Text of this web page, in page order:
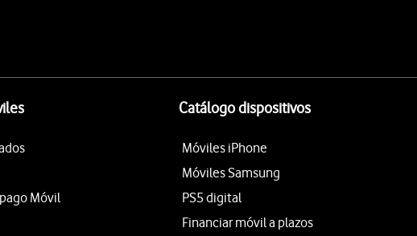
Móvil
Catálogo dispositivos
Móviles iPhone
Móviles Samsung
PS5 digital
Financiar móvil a plazos